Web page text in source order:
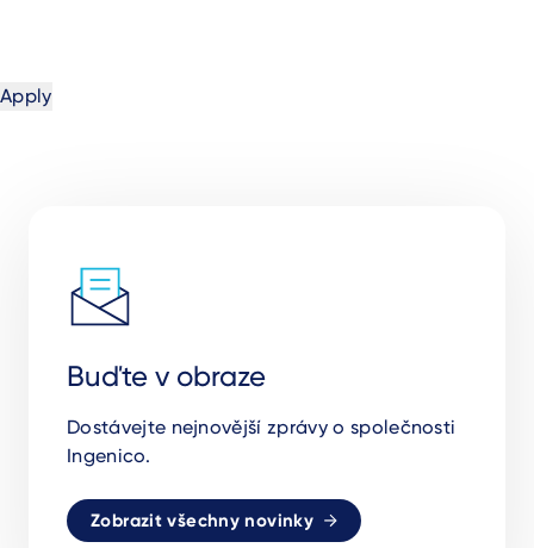
Buďte v obraze
Dostávejte nejnovější zprávy o společnosti
Ingenico.
Zobrazit všechny novinky